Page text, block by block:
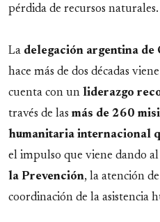
pérdida de recursos naturales.
La delegación argentina de
hace más de dos décadas
cuenta con un liderazgo
través de las más de 260
humanitaria internacional
el impulso que viene dando al
la Prevención, la atención
coordinación de la asistencia